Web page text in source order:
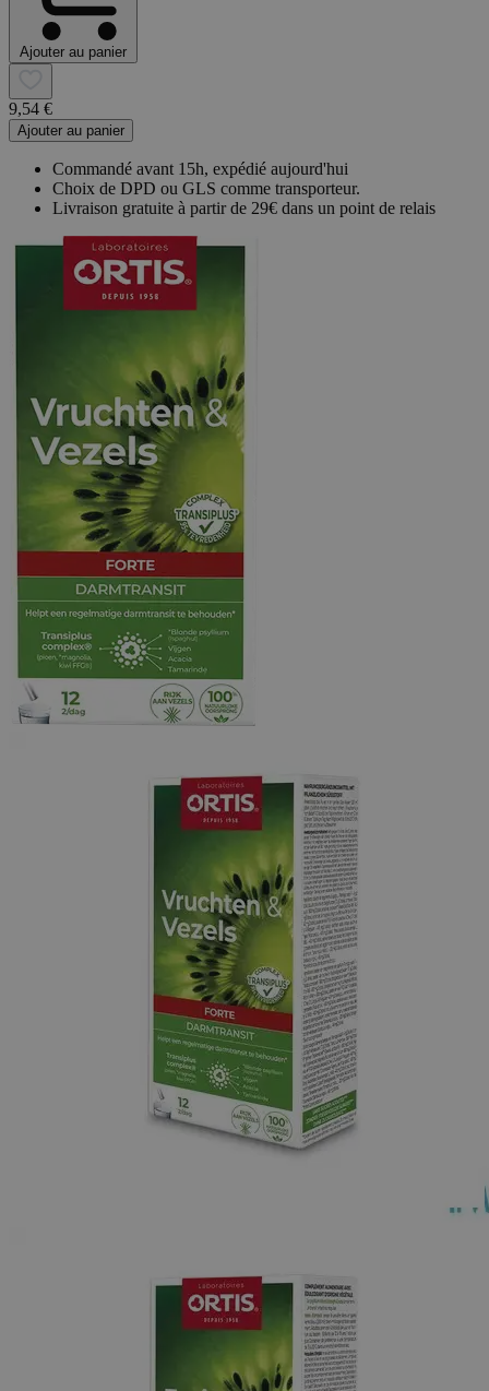
Ajouter au panier
9,54 €
Ajouter au panier
Commandé avant 15h, expédié aujourd'hui
Choix de DPD ou GLS comme transporteur.
Livraison gratuite à partir de 29€ dans un point de relais